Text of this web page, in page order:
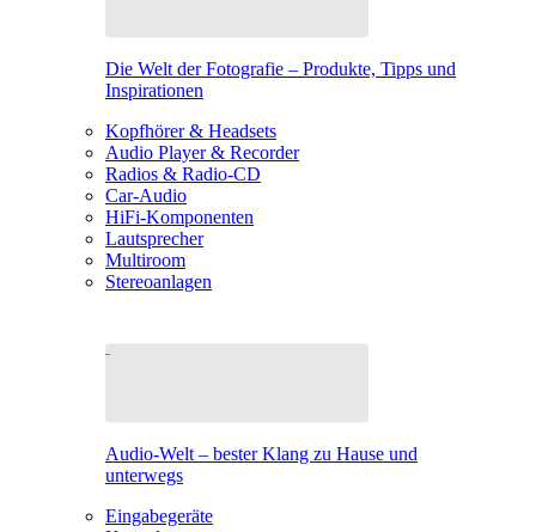
Die Welt der Fotografie – Produkte, Tipps und
Inspirationen
Kopfhörer & Headsets
Audio Player & Recorder
Radios & Radio-CD
Car-Audio
HiFi-Komponenten
Lautsprecher
Multiroom
Stereoanlagen
Audio-Welt – bester Klang zu Hause und
unterwegs
Eingabegeräte